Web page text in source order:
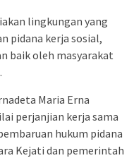
lingkungan yang
pidana kerja sosial,
baik oleh masyarakat
Maria Erna
perjanjian kerja sama
hukum pidana
Kejati dan pemerintah